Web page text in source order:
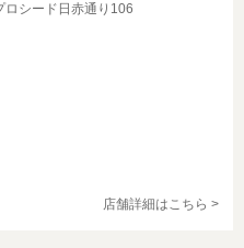
シード日赤通り106
店舗詳細はこちら >